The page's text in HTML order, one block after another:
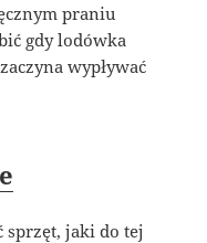
praniu
gdy lodówka
wypływać
sprzęt, jaki do tej